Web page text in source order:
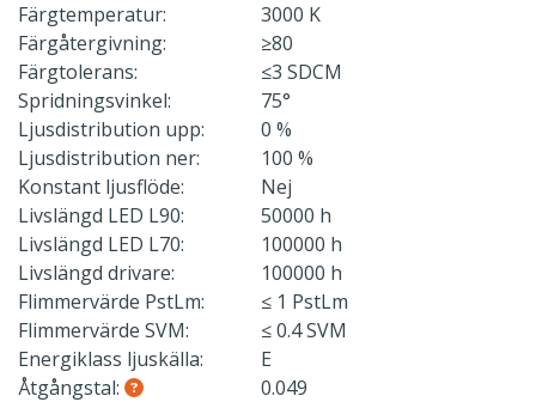
Färgtemperatur:
3000 K
Färgåtergivning:
≥80
Färgtolerans:
≤3 SDCM
Spridningsvinkel:
75°
Ljusdistribution upp:
0 %
Ljusdistribution ner:
100 %
Konstant ljusflöde:
Nej
Livslängd LED L90:
50000 h
Livslängd LED L70:
100000 h
Livslängd drivare:
100000 h
Flimmervärde PstLm:
≤ 1 PstLm
Flimmervärde SVM:
≤ 0.4 SVM
Energiklass ljuskälla:
E
Åtgångstal:
0.049